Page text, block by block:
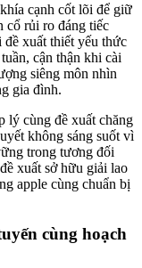
cạnh cốt lõi để giữ
cổ rủi ro đáng tiếc
xuất thiết yếu thức
cận thận khi cài
siêng môn nhìn
gia đình.
lý cùng đề xuất chăng
không sáng suốt vì
trong tương đối
xuất sở hữu giải lao
apple cùng chuẩn bị
cùng hoạch